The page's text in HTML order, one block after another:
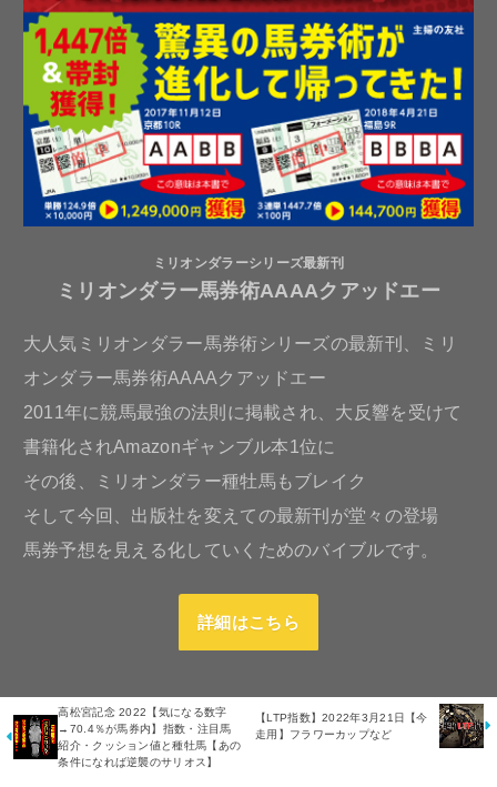
ミリオンダラーシリーズ最新刊
ミリオンダラー馬券術AAAAクアッドエー
大人気ミリオンダラー馬券術シリーズの最新刊、ミリ
オンダラー馬券術AAAAクアッドエー
2011年に競馬最強の法則に掲載され、大反響を受けて
書籍化されAmazonギャンブル本1位に
その後、ミリオンダラー種牡馬もブレイク
そして今回、出版社を変えての最新刊が堂々の登場
馬券予想を見える化していくためのバイブルです。
詳細はこちら
高松宮記念 2022【気になる数字
→70.4％が馬券内】指数・注目馬
紹介・クッション値と種牡馬【あの
条件になれば逆襲のサリオス】
【LTP指数】2022年3月21日【今
走用】フラワーカップなど